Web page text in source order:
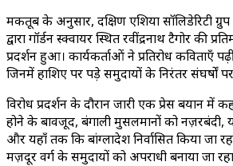
मकतूब के अनुसार, दक्षिण एशिया सॉलिडेरिटी
द्वारा गॉर्डन स्क्वायर स्थित रवींद्रनाथ टैगोर की
प्रदर्शन हुआ। कार्यकर्ताओं ने प्रतिरोध कविताएँ
जिनमें हाशिए पर पड़े समुदायों के निरंतर संघर्षों
विरोध प्रदर्शन के दौरान जारी एक प्रेस बयान में
होने के बावजूद, बंगाली मुसलमानों को नज़रबंदी,
और यहाँ तक कि बांग्लादेश निर्वासित किया जा
मज़दूर वर्ग के समुदायों को अपराधी बनाया जा